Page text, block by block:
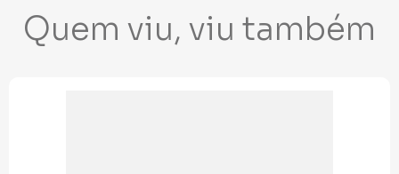
Quem viu, viu também